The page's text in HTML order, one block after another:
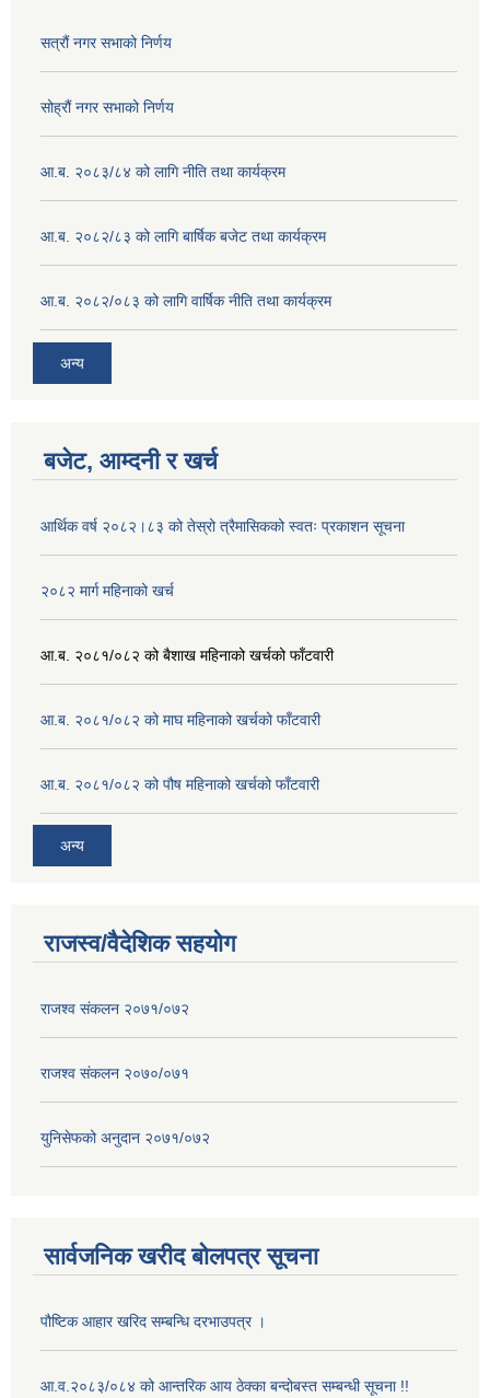
सत्रौं नगर सभाको निर्णय
सोह्रौं नगर सभाको निर्णय
आ.ब. २०८३/८४ को लागि नीति तथा कार्यक्रम
आ.ब. २०८२/८३ को लागि बार्षिक बजेट तथा कार्यक्रम
आ.ब. २०८२/०८३ को लागि वार्षिक नीति तथा कार्यक्रम
अन्य
बजेट, आम्दनी र खर्च
आर्थिक वर्ष २०८२।८३ को तेस्रो त्रैमासिकको स्वतः प्रकाशन सूचना
२०८२ मार्ग महिनाको खर्च
आ.ब. २०८१/०८२ को बैशाख महिनाको खर्चको फाँटवारी
आ.ब. २०८१/०८२ को माघ महिनाको खर्चको फाँटवारी
आ.ब. २०८१/०८२ को पौष महिनाको खर्चको फाँटवारी
अन्य
राजस्व/वैदेशिक सहयोग
राजश्व संकलन २०७१/०७२
राजश्व संकलन २०७०/०७१
युनिसेफको अनुदान २०७१/०७२
सार्वजनिक खरीद बोलपत्र सूचना
पौष्टिक आहार खरिद सम्बन्धि दरभाउपत्र ।
आ.व.२०८३/०८४ को आन्तरिक आय ठेक्का बन्दोबस्त सम्बन्धी सूचना !!